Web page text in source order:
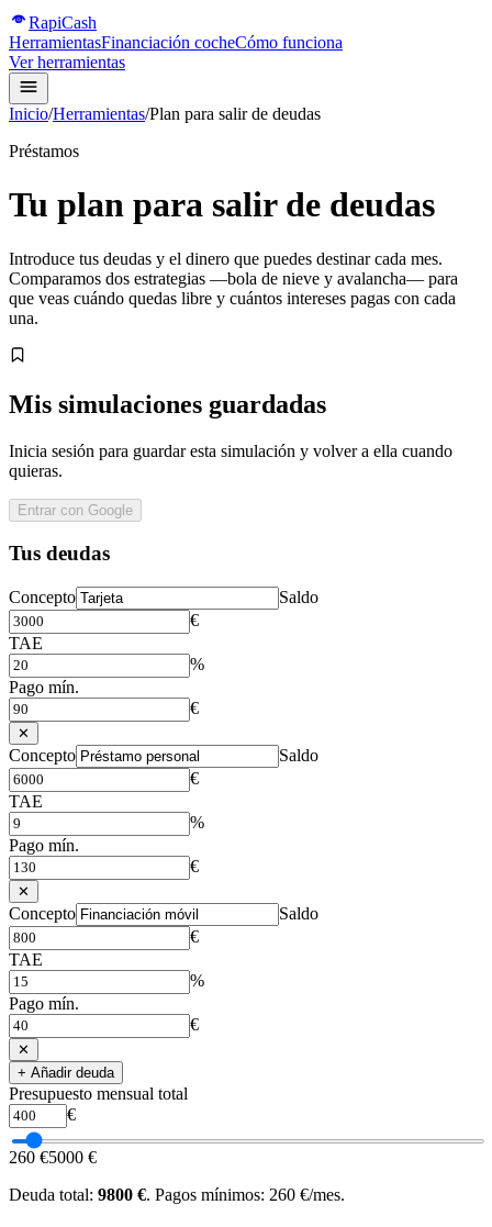
RapiCash
HerramientasFinanciación cocheCómo funciona
Ver herramientas
Inicio/Herramientas/Plan para salir de deudas
Préstamos
Tu plan para salir de deudas
Introduce tus deudas y el dinero que puedes destinar cada mes.
Comparamos dos estrategias —bola de nieve y avalancha— para
que veas cuándo quedas libre y cuántos intereses pagas con cada
una.
Mis simulaciones guardadas
Inicia sesión para guardar esta simulación y volver a ella cuando
quieras.
Entrar con Google
Tus deudas
Concepto
Saldo
€
TAE
%
Pago mín.
€
✕
Concepto
Saldo
€
TAE
%
Pago mín.
€
✕
Concepto
Saldo
€
TAE
%
Pago mín.
€
✕
+ Añadir deuda
Presupuesto mensual total
€
260 €5000 €
Deuda total: 9800 €. Pagos mínimos: 260 €/mes.